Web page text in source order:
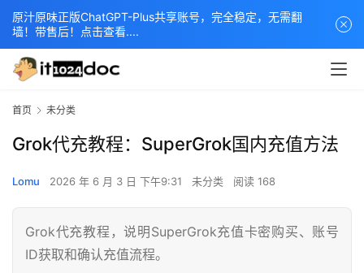
首页 未分类
Grok代充教程：SuperGrok国内充值方法
Lomu 2026 年 6 月 3 日 下午9:31 未分类 阅读 168
Grok代充教程，说明SuperGrok充值卡密购买、账号
ID获取和确认充值流程。
原汁原味正版ChatGPT-Plus共享账号，完全稳定，无需翻
墙！带售后！点击查看....